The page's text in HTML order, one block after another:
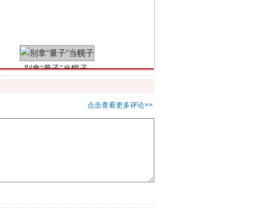
点击查看更多评论>>